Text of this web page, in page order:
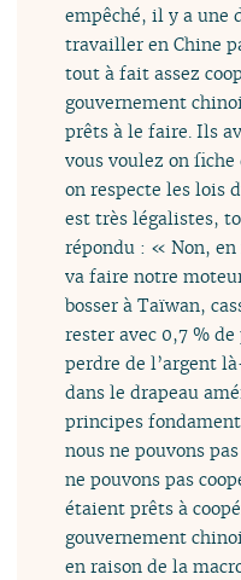
empêché, il y a une
travailler en Chine
tout à fait assez
gouvernement
prêts à le faire. Ils
vous voulez on
on respecte les lois
est très légalistes,
répondu : « Non,
va faire notre
bosser à Taïwan,
rester avec 0,7 %
perdre de l’argent
dans le drapeau
principes
nous ne pouvons
ne pouvons pas
étaient prêts à
gouvernement
en raison de la